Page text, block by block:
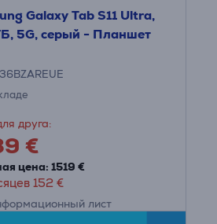
Galaxy Tab S11 Ultra,
5G, серый - Планшет
друга:
€
цена: 1519 €
152 €
лист